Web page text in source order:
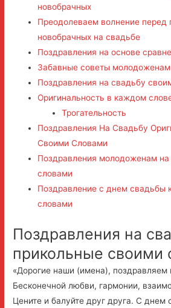
новобрачных
Преодолеваем волнение перед
новобрачных на свадьбе
Поздравления на основе
Забавные советы
Поздравления на свадьбу
Оригинальность в каждом
Трогательность
Поздравления На Свадьбу
Своими Словами
Поздравления молодоженам
словами
Поздравление с днем свадьбы
словами
Поздравления на
прикольные своими
«Дорогие наши (имена), поздравляем
Бесконечной любви, гармонии,
Цените и балуйте друг друга. С днем